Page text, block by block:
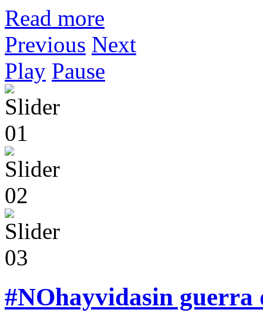
Read more
Previous Next
Play Pause
#NOhayvidasin guerra